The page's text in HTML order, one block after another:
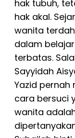
hak tubuh,
hak akal.
wanita
dalam
terbatas.
Sayyidah
Yazid
cara bersuci
wanita